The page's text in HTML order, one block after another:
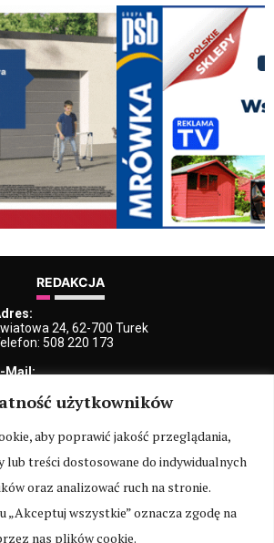
użytkowników
aby poprawić jakość przeglądania,
lub treści dostosowane do indywidualnych
oraz analizować ruch na stronie.
„Akceptuj wszystkie” oznacza zgodę na
nas plików cookie.
REDAKCJA
24, 62-700 Turek
508 220 173
Mail:
reklama@iturek.net
MENU
prywatności O nas Kontakt
SOCIAL MEDIA